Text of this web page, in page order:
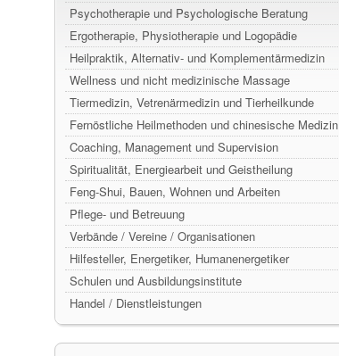
Psychotherapie und Psychologische Beratung
Ergotherapie, Physiotherapie und Logopädie
Heilpraktik, Alternativ- und Komplementärmedizin
Wellness und nicht medizinische Massage
Tiermedizin, Vetrenärmedizin und Tierheilkunde
Fernöstliche Heilmethoden und chinesische Medizin
Coaching, Management und Supervision
Spiritualität, Energiearbeit und Geistheilung
Feng-Shui, Bauen, Wohnen und Arbeiten
Pflege- und Betreuung
Verbände / Vereine / Organisationen
Hilfesteller, Energetiker, Humanenergetiker
Schulen und Ausbildungsinstitute
Handel / Dienstleistungen